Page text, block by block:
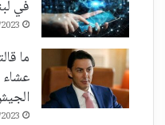
في
ما
عشاء